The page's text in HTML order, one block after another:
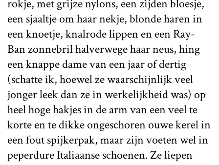
rokje, met grijze nylons, een zijden bloesje,
een sjaaltje om haar nekje, blonde haren in
een knoetje, knalrode lippen en een Ray-
Ban zonnebril halverwege haar neus, hing
een knappe dame van een jaar of dertig
(schatte ik, hoewel ze waarschijnlijk veel
jonger leek dan ze in werkelijkheid was) op
heel hoge hakjes in de arm van een veel te
korte en te dikke ongeschoren ouwe kerel in
een fout spijkerpak, maar zijn voeten wel in
peperdure Italiaanse schoenen. Ze liepen